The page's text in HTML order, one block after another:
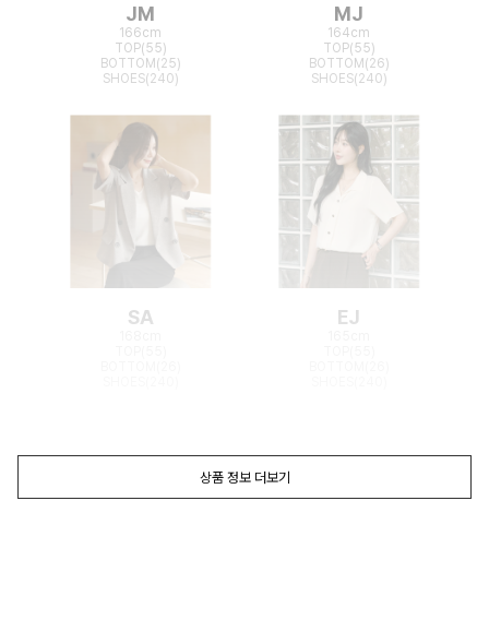
JM
166cm
TOP(55)
BOTTOM(25)
SHOES(240)
MJ
164cm
TOP(55)
BOTTOM(26)
SHOES(240)
SA EJ
상품 정보 더보기